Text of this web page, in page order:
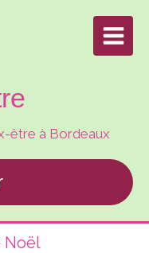
être à Bordeaux
Noël